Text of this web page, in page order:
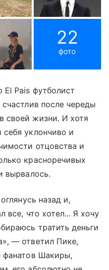
22
фото
El Pais футболист
после череды
своей жизни. И хотя
себя уклончиво и
отцовства и
красноречивых
вырвалось.
назад и,
все, что хотел... Я хочу
тратить деньги
— ответил Пике,
фанатов Шакиры,